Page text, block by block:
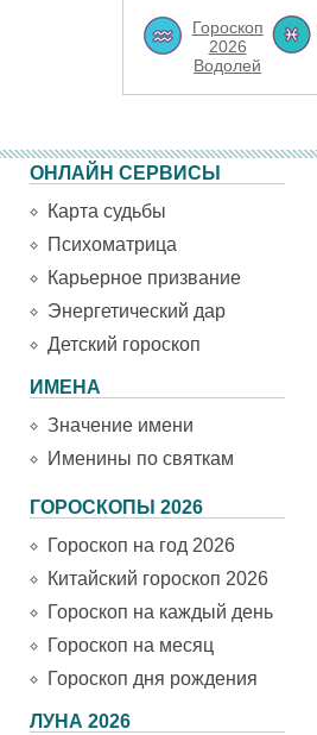
Гороскоп
2026
Водолей
ОНЛАЙН СЕРВИСЫ
Карта судьбы
Психоматрица
Карьерное призвание
Энергетический дар
Детский гороскоп
ИМЕНА
Значение имени
Именины по святкам
ГОРОСКОПЫ 2026
Гороскоп на год 2026
Китайский гороскоп 2026
Гороскоп на каждый день
Гороскоп на месяц
Гороскоп дня рождения
ЛУНА 2026